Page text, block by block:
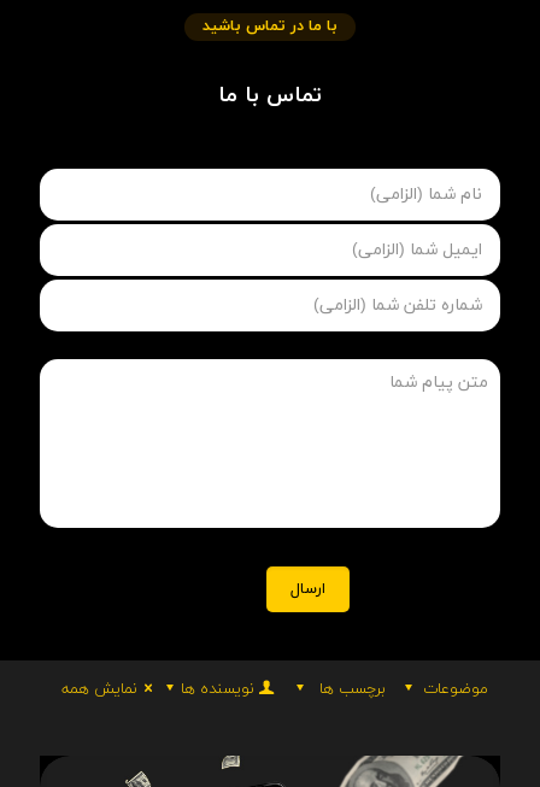
با ما در تماس باشید
تماس با ما
موضوعات برچسب ها نویسنده ها نمایش همه